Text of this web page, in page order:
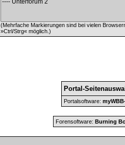
(Mehrfache Markierungen sind bei vielen
»Ctrl/Strg« möglich.)
Portal-
Portalsoftware:
Forensoftware: Burning